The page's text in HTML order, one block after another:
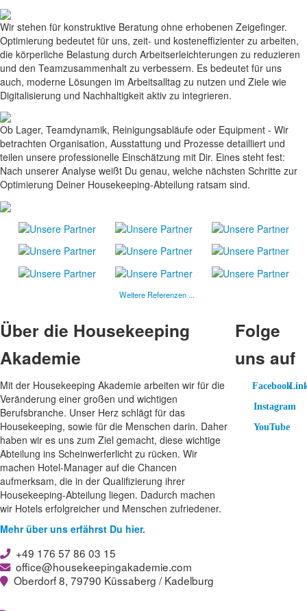
Wir stehen für konstruktive Beratung ohne erhobenen Zeigefinger.
Optimierung bedeutet für uns, zeit- und kosteneffizienter zu arbeiten,
die körperliche Belastung durch Arbeitserleichterungen zu reduzieren
und den Teamzusammenhalt zu verbessern. Es bedeutet für uns
auch, moderne Lösungen im Arbeitsalltag zu nutzen und Ziele wie
Digitalisierung und Nachhaltigkeit aktiv zu integrieren.
Ob Lager, Teamdynamik, Reinigungsabläufe oder Equipment - Wir
betrachten Organisation, Ausstattung und Prozesse detailliert und
teilen unsere professionelle Einschätzung mit Dir. Eines steht fest:
Nach unserer Analyse weißt Du genau, welche nächsten Schritte zur
Optimierung Deiner Housekeeping-Abteilung ratsam sind.
Weitere Referenzen ...
Über die Housekeeping
Akademie
Mit der Housekeeping Akademie arbeiten wir für die
Veränderung einer großen und wichtigen
Berufsbranche. Unser Herz schlägt für das
Housekeeping, sowie für die Menschen darin. Daher
haben wir es uns zum Ziel gemacht, diese wichtige
Abteilung ins Scheinwerferlicht zu rücken. Wir
machen Hotel-Manager auf die Chancen
aufmerksam, die in der Qualifizierung ihrer
Housekeeping-Abteilung liegen. Dadurch machen
wir Hotels erfolgreicher und Menschen zufriedener.
Mehr über uns erfährst Du hier.
+49 176 57 86 03 15
office@housekeepingakademie.com
Oberdorf 8, 79790 Küssaberg / Kadelburg
Folge
uns auf
Facebook
Instagram
YouTube